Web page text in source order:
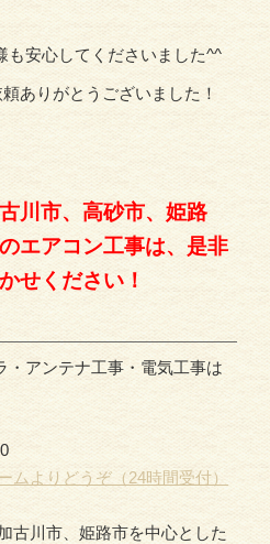
安心してくださいました^^
ありがとうございました！
川市、高砂市、姫路
エアコン工事は、是非
せください！
・アンテナ工事・電気工事は
ムよりどうぞ（24時間受付）
古川市、姫路市を中心とした